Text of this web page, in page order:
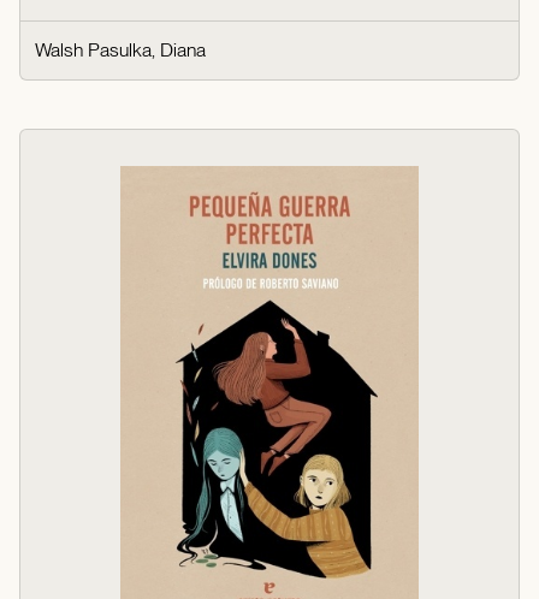
Walsh Pasulka, Diana